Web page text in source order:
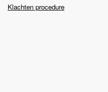
Klachten procedure